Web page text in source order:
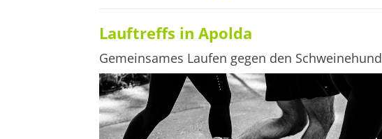
Lauftreffs in Apolda
Gemeinsames Laufen gegen den Schweinehund